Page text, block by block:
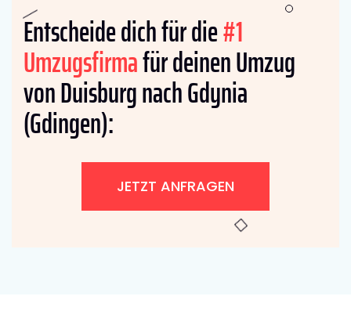
Entscheide dich für die#1
Umzugsfirmafür deinen Umzug
von Duisburg nach Gdynia
(Gdingen):
JETZT ANFRAGEN